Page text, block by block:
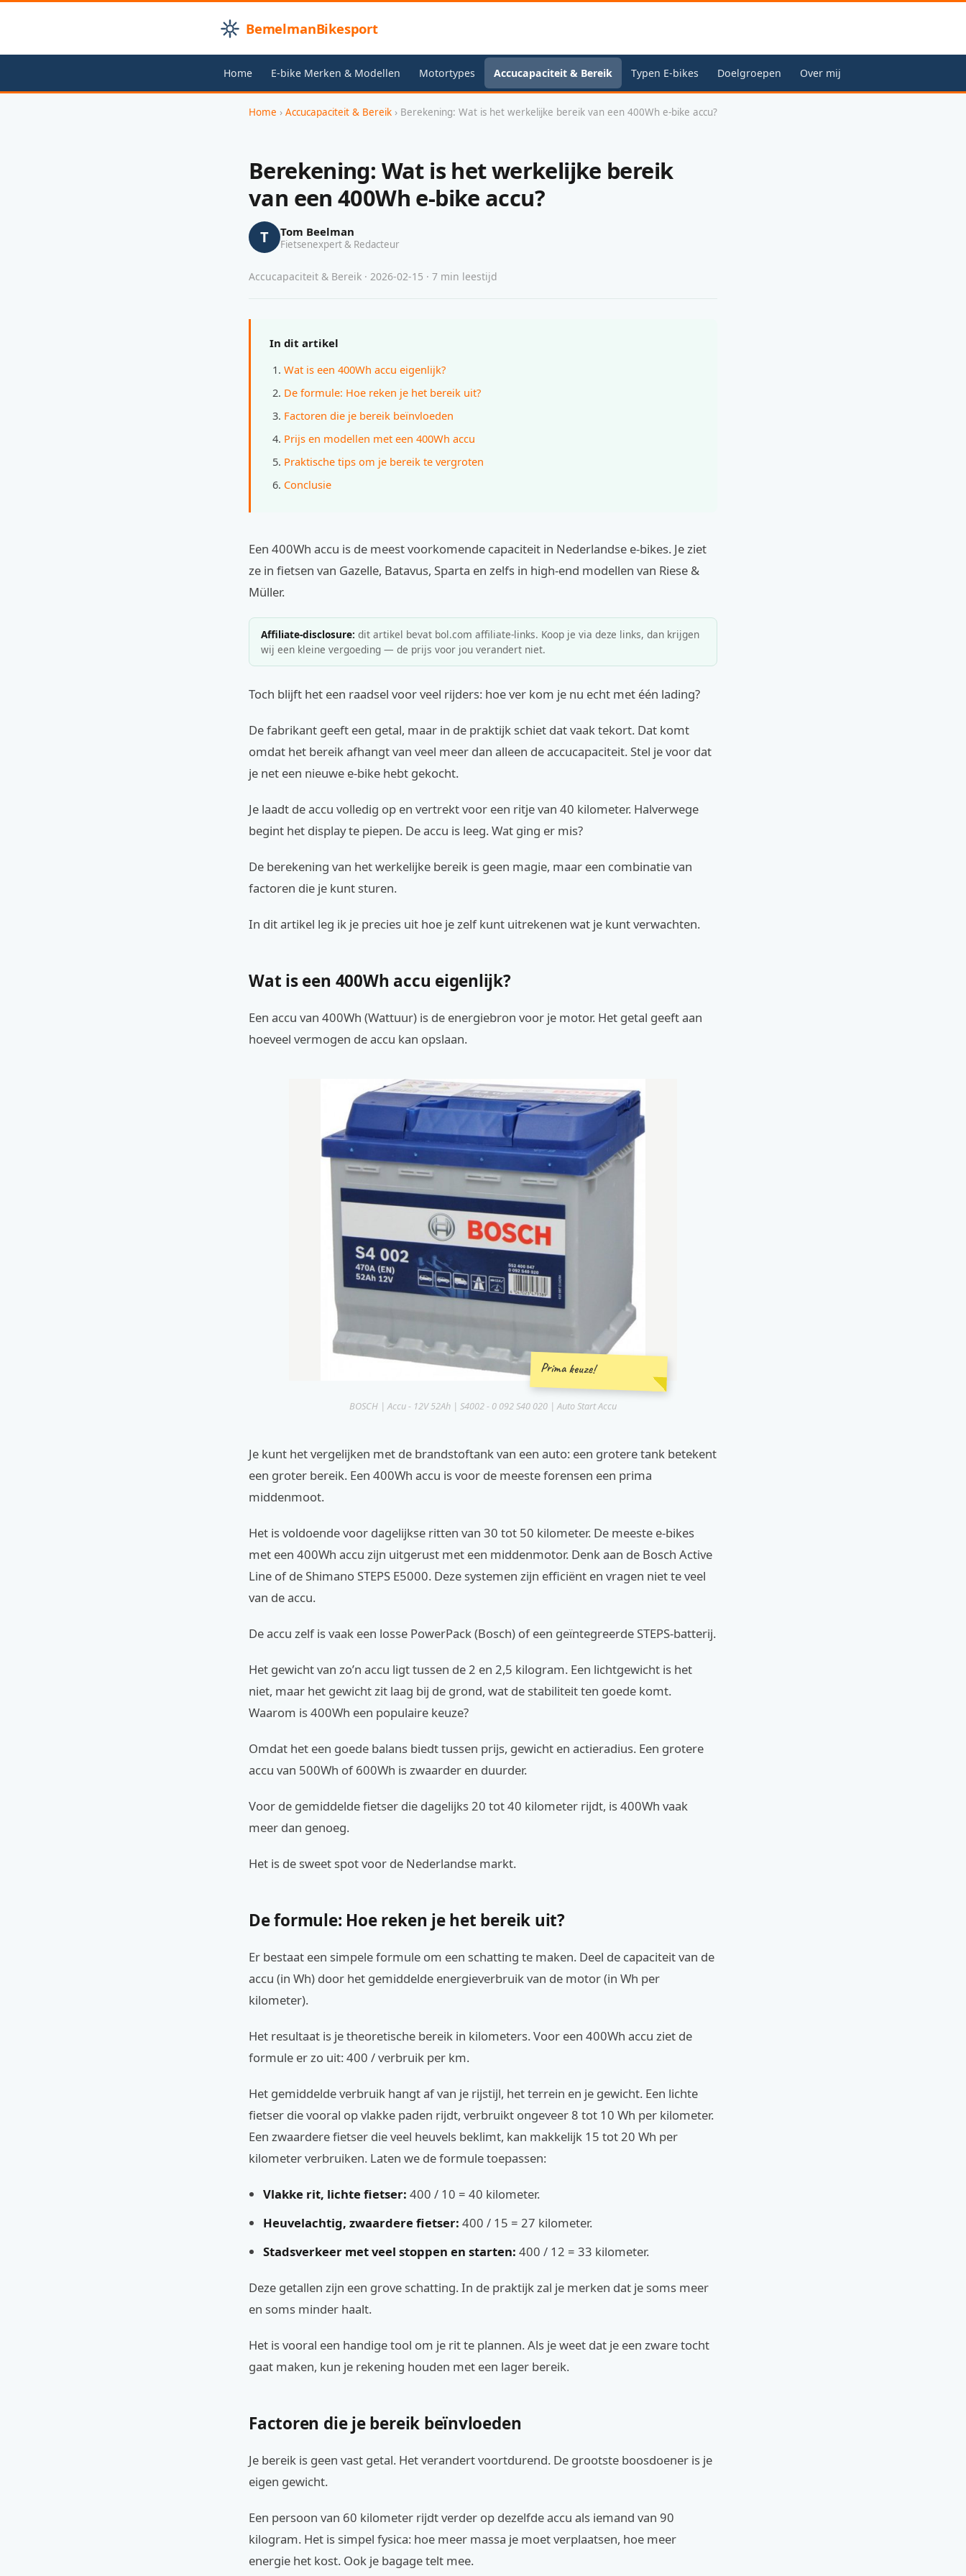
BemelmanBikesport
Home E-bike Merken & Modellen Motortypes Accucapaciteit & Bereik Typen E-bikes Doelgroepen Over mij
Home › Accucapaciteit & Bereik › Berekening: Wat is het werkelijke bereik van een 400Wh e-bike accu?
Berekening: Wat is het werkelijke bereik
van een 400Wh e-bike accu?
T Tom Beelman
Fietsenexpert & Redacteur
Accucapaciteit & Bereik · 2026-02-15 · 7 min leestijd
In dit artikel
Wat is een 400Wh accu eigenlijk?
De formule: Hoe reken je het bereik uit?
Factoren die je bereik beïnvloeden
Prijs en modellen met een 400Wh accu
Praktische tips om je bereik te vergroten
Conclusie
Een 400Wh accu is de meest voorkomende capaciteit in Nederlandse e-bikes. Je ziet
ze in fietsen van Gazelle, Batavus, Sparta en zelfs in high-end modellen van Riese &
Müller.
Affiliate-disclosure: dit artikel bevat bol.com affiliate-links. Koop je via deze links, dan krijgen
wij een kleine vergoeding — de prijs voor jou verandert niet.
Toch blijft het een raadsel voor veel rijders: hoe ver kom je nu echt met één lading?
De fabrikant geeft een getal, maar in de praktijk schiet dat vaak tekort. Dat komt
omdat het bereik afhangt van veel meer dan alleen de accucapaciteit. Stel je voor dat
je net een nieuwe e-bike hebt gekocht.
Je laadt de accu volledig op en vertrekt voor een ritje van 40 kilometer. Halverwege
begint het display te piepen. De accu is leeg. Wat ging er mis?
De berekening van het werkelijke bereik is geen magie, maar een combinatie van
factoren die je kunt sturen.
In dit artikel leg ik je precies uit hoe je zelf kunt uitrekenen wat je kunt verwachten.
Wat is een 400Wh accu eigenlijk?
Een accu van 400Wh (Wattuur) is de energiebron voor je motor. Het getal geeft aan
hoeveel vermogen de accu kan opslaan.
Prima keuze!
BOSCH | Accu - 12V 52Ah | S4002 - 0 092 S40 020 | Auto Start Accu
Je kunt het vergelijken met de brandstoftank van een auto: een grotere tank betekent
een groter bereik. Een 400Wh accu is voor de meeste forensen een prima
middenmoot.
Het is voldoende voor dagelijkse ritten van 30 tot 50 kilometer. De meeste e-bikes
met een 400Wh accu zijn uitgerust met een middenmotor. Denk aan de Bosch Active
Line of de Shimano STEPS E5000. Deze systemen zijn efficiënt en vragen niet te veel
van de accu.
De accu zelf is vaak een losse PowerPack (Bosch) of een geïntegreerde STEPS-batterij.
Het gewicht van zo’n accu ligt tussen de 2 en 2,5 kilogram. Een lichtgewicht is het
niet, maar het gewicht zit laag bij de grond, wat de stabiliteit ten goede komt.
Waarom is 400Wh een populaire keuze?
Omdat het een goede balans biedt tussen prijs, gewicht en actieradius. Een grotere
accu van 500Wh of 600Wh is zwaarder en duurder.
Voor de gemiddelde fietser die dagelijks 20 tot 40 kilometer rijdt, is 400Wh vaak
meer dan genoeg.
Het is de sweet spot voor de Nederlandse markt.
De formule: Hoe reken je het bereik uit?
Er bestaat een simpele formule om een schatting te maken. Deel de capaciteit van de
accu (in Wh) door het gemiddelde energieverbruik van de motor (in Wh per
kilometer).
Het resultaat is je theoretische bereik in kilometers. Voor een 400Wh accu ziet de
formule er zo uit: 400 / verbruik per km.
Het gemiddelde verbruik hangt af van je rijstijl, het terrein en je gewicht. Een lichte
fietser die vooral op vlakke paden rijdt, verbruikt ongeveer 8 tot 10 Wh per kilometer.
Een zwaardere fietser die veel heuvels beklimt, kan makkelijk 15 tot 20 Wh per
kilometer verbruiken. Laten we de formule toepassen:
Vlakke rit, lichte fietser: 400 / 10 = 40 kilometer.
Heuvelachtig, zwaardere fietser: 400 / 15 = 27 kilometer.
Stadsverkeer met veel stoppen en starten: 400 / 12 = 33 kilometer.
Deze getallen zijn een grove schatting. In de praktijk zal je merken dat je soms meer
en soms minder haalt.
Het is vooral een handige tool om je rit te plannen. Als je weet dat je een zware tocht
gaat maken, kun je rekening houden met een lager bereik.
Factoren die je bereik beïnvloeden
Je bereik is geen vast getal. Het verandert voortdurend. De grootste boosdoener is je
eigen gewicht.
Een persoon van 60 kilometer rijdt verder op dezelfde accu als iemand van 90
kilogram. Het is simpel fysica: hoe meer massa je moet verplaatsen, hoe meer
energie het kost. Ook je bagage telt mee.